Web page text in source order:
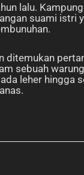
lalu.
suami
sebuah
leher hingga